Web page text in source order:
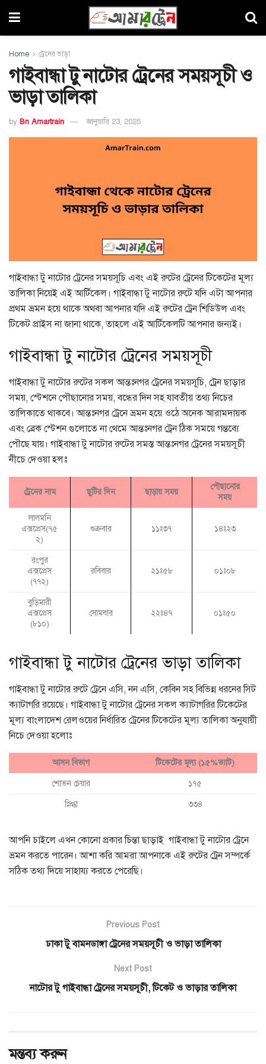
Home ট্রেনের ভাড়া
গাইবান্ধা টু নাটোর ট্রেনের সময়সূচী ও
ভাড়া তালিকা
by Bn Amartrain জানুয়ারি 23, 2025
গাইবান্ধা টু নাটোর ট্রেনের সময়সূচি এবং এই রুটের ট্রেনের টিকেটের মূল্য
তালিকা নিয়েই এই আর্টিকেল। গাইবান্ধা টু নাটোর রুটে যদি এটা আপনার
প্রথম ভ্রমন হয়ে থাকে অথবা আপনার যদি এই রুটের ট্রেন শিডিউল এবং
টিকেট প্রাইস না জানা থাকে, তাহলে এই আর্টিকেলটি আপনার জন্যই।
গাইবান্ধা টু নাটোর ট্রেনের সময়সূচী
গাইবান্ধা টু নাটোর রুটের সকল আন্তঃনগর ট্রেনের সময়সূচি, ট্রেন ছাড়ার
সময়, স্টেশনে পৌছানোর সময়, বন্ধের দিন সহ যাবতীয় তথ্য নিচের
তালিকাতে থাকবে। আন্তঃনগর ট্রেনে ভ্রমন হয়ে ওঠে অনেক আরামদায়ক
এবং ব্রেক স্টেশন গুলোতে না থেমে আন্তঃনগর ট্রেন ঠিক সময়ে গন্তব্যে
পৌছে যায়। গাইবান্ধা টু নাটোর রুটের সমস্ত আন্তঃনগর ট্রেনের সময়সূচী
নীচে দেওয়া হলঃ
ট্রেনের নাম ছুটির দিন ছাড়ায় সময়
পৌছানোর
সময়
লালমনি
এক্সপ্রেস(৭৫
২)
শুক্রবার ১১ঃ৩৭ ১৪ঃ২৩
রংপুর
এক্সপ্রেস
(৭৭২)
রবিবার ২১ঃ৫৮ ০১ঃ০৮
বুড়িমারী
এক্সপ্রেস
(৮১০)
সোমবার ২২ঃ৪৭ ০১ঃ৫০
গাইবান্ধা টু নাটোর ট্রেনের ভাড়া তালিকা
গাইবান্ধা টু নাটোর রুটে ট্রেনে এসি, নন এসি, কেবিন সহ বিভিন্ন ধরনের সিট
ক্যাটাগরি রয়েছে। গাইবান্ধা টু নাটোর ট্রেনের সকল ক্যাটাগরির টিকেটের
মূল্য বাংলাদেশ রেলওয়ের নির্ধারিত ট্রেনের টিকেটের মূল্য তালিকা অনুযায়ী
নিচে দেওয়া হলোঃ
আসন বিভাগ টিকেটের মূল্য (১৫%ভ্যাট)
শোভন চেয়ার ১৭৫
স্নিগ্ধা ৩৩৪
আপনি চাইলে এখন কোনো প্রকার চিন্তা ছাড়াই গাইবান্ধা টু নাটোর ট্রেনে
ভ্রমন করতে পারেন। আশা করি আমরা আপনাকে এই রুটের ট্রেন সম্পর্কে
সঠিক তথ্য দিয়ে সাহায্য করতে পেরেছি।
Previous Post
ঢাকা টু বামনডাঙ্গা ট্রেনের সময়সূচী ও ভাড়া তালিকা
Next Post
নাটোর টু গাইবান্ধা ট্রেনের সময়সূচী, টিকেট ও ভাড়ার তালিকা
মন্তব্য করুন